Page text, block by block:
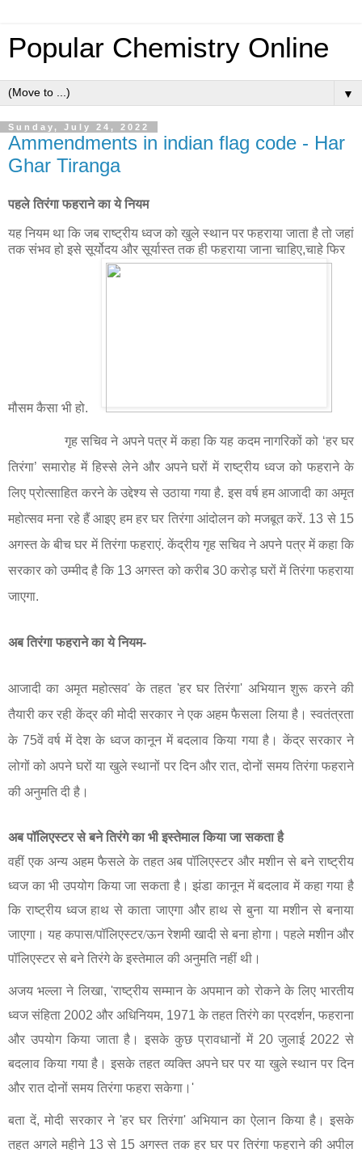
Popular Chemistry Online
▼
Sunday, July 24, 2022
Ammendments in indian flag code - Har
Ghar Tiranga
पहले तिरंगा फहराने का ये नियम
यह नियम था कि जब राष्ट्रीय ध्वज को खुले स्थान पर फहराया जाता है तो जहां
तक संभव हो इसे सूर्योदय और सूर्यास्त तक ही फहराया जाना चाहिए,चाहे फिर
मौसम कैसा भी हो.
गृह सचिव ने अपने पत्र में कहा कि यह कदम नागरिकों को ‘हर घर
तिरंगा’ समारोह में हिस्से लेने और अपने घरों में राष्ट्रीय ध्वज को फहराने के
लिए प्रोत्साहित करने के उद्देश्य से उठाया गया है. इस वर्ष हम आजादी का अमृत
महोत्सव मना रहे हैं आइए हम हर घर तिरंगा आंदोलन को मजबूत करें. 13 से 15
अगस्त के बीच घर में तिरंगा फहराएं. केंद्रीय गृह सचिव ने अपने पत्र में कहा कि
सरकार को उम्मीद है कि 13अगस्त को करीब 30 करोड़ घरों में तिरंगा फहराया
जाएगा.
अब तिरंगा फहराने का ये नियम-
आजादी का अमृत महोत्सव' के तहत 'हर घर तिरंगा' अभियान शुरू करने की
तैयारी कर रही केंद्र की मोदी सरकार ने एक अहम फैसला लिया है। स्वतंत्रता
के 75वें वर्ष में देश के ध्वज कानून में बदलाव किया गया है। केंद्र सरकार ने
लोगों को अपने घरों या खुले स्थानों पर दिन और रात,दोनों समय तिरंगा फहराने
की अनुमति दी है।
अब पॉलिएस्टर से बने तिरंगे का भी इस्तेमाल किया जा सकता है
वहीं एक अन्य अहम फैसले के तहत अब पॉलिएस्टर और मशीन से बने राष्ट्रीय
ध्वज का भी उपयोग किया जा सकता है। झंडा कानून में बदलाव में कहा गया है
कि राष्ट्रीय ध्वज हाथ से काता जाएगा और हाथ से बुना या मशीन से बनाया
जाएगा। यह कपास/पॉलिएस्टर/ऊन रेशमी खादी से बना होगा। पहले मशीन और
पॉलिएस्टर से बने तिरंगे के इस्तेमाल की अनुमति नहीं थी।
अजय भल्ला ने लिखा, 'राष्ट्रीय सम्मान के अपमान को रोकने के लिए भारतीय
ध्वज संहिता 2002 और अधिनियम, 1971 के तहत तिरंगे का प्रदर्शन, फहराना
और उपयोग किया जाता है। इसके कुछ प्रावधानों में 20जुलाई2022से
बदलाव किया गया है। इसके तहत व्यक्ति अपने घर पर या खुले स्थान पर दिन
और रात दोनों समय तिरंगा फहरा सकेगा। '
बता दें,मोदी सरकार ने'हर घर तिरंगा' अभियान का ऐलान किया है। इसके
तहत अगले महीने 13से 15अगस्त तक हर घर पर तिरंगा फहराने की अपील